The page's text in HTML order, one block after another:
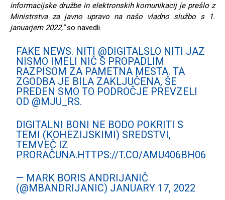
informacijske družbe in elektronskih komunikacij je prešlo z
Ministrstva za javno upravo na našo vladno službo s 1.
januarjem 2022,”so navedli.
FAKE NEWS. NITI @DIGITALSLO NITI JAZ
NISMO IMELI NIČ S PROPADLIM
RAZPISOM ZA PAMETNA MESTA. TA
ZGODBA JE BILA ZAKLJUČENA, ŠE
PREDEN SMO TO PODROČJE PREVZELI
OD @MJU_RS.
DIGITALNI BONI NE BODO POKRITI S
TEMI (KOHEZIJSKIMI) SREDSTVI,
TEMVEČ IZ
PRORAČUNA.HTTPS://T.CO/AMU406BH06
— MARK BORIS ANDRIJANIČ
(@MBANDRIJANIC) JANUARY 17, 2022